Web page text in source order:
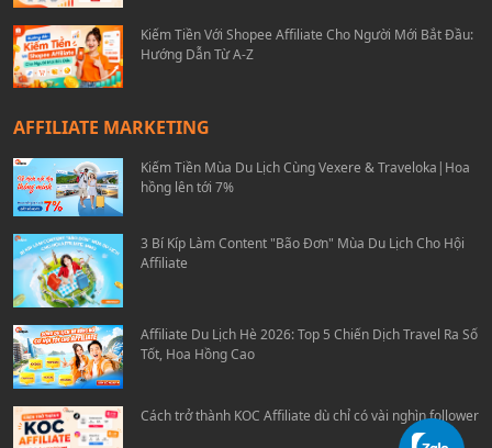
Kiếm Tiền Với Shopee Affiliate Cho Người Mới Bắt Đầu:
Hướng Dẫn Từ A-Z
AFFILIATE MARKETING
Kiếm Tiền Mùa Du Lịch Cùng Vexere & Traveloka|Hoa
hồng lên tới 7%
3 Bí Kíp Làm Content "Bão Đơn" Mùa Du Lịch Cho Hội
Affiliate
Affiliate Du Lịch Hè 2026: Top 5 Chiến Dịch Travel Ra Số
Tốt, Hoa Hồng Cao
Cách trở thành KOC Affiliate dù chỉ có vài nghìn follower